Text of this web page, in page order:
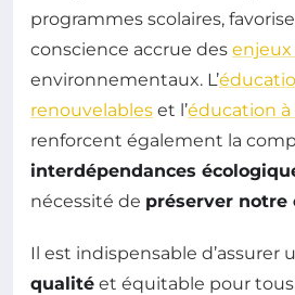
programmes scolaires,
conscience accrue des
environnementaux. L’
renouvelables et l’éducation à
renforcent également la
interdépendances
nécessité de préserver
Il est indispensable d’assurer
qualité et équitable pour